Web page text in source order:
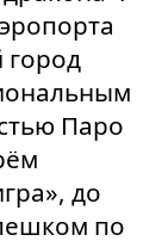
город
Паро
до
по